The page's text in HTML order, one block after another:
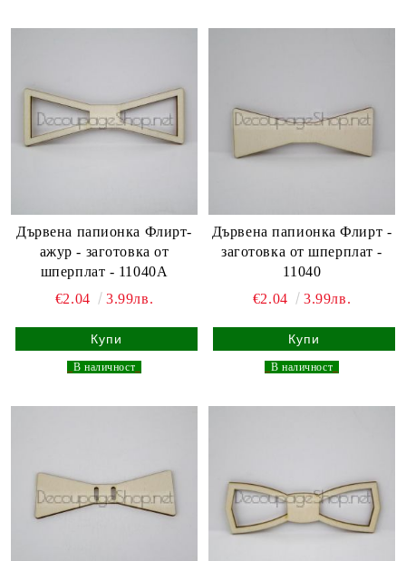
Дървена папионка Флирт-
ажур - заготовка от
шперплат - 11040A
€2.04
3.99лв.
В наличност
Дървена папионка Флирт -
заготовка от шперплат -
11040
€2.04
3.99лв.
В наличност